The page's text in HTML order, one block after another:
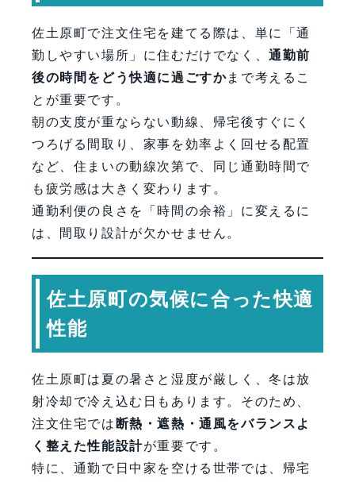
佐土原町で注文住宅を建てる際は、単に「通
勤しやすい場所」に住むだけでなく、通勤前
後の時間をどう快適に過ごすかまで考えるこ
とが重要です。
朝の支度が重ならない動線、帰宅後すぐにく
つろげる間取り、家事を効率よく回せる配置
など、住まいの動線次第で、同じ通勤時間で
も疲労感は大きく変わります。
通勤利便の良さを「時間の余裕」に変えるに
は、間取り設計が欠かせません。
佐土原町の気候に合った快適
性能
佐土原町は夏の暑さと湿度が厳しく、冬は放
射冷却で冷え込む日もあります。そのため、
注文住宅では 断熱・遮熱・通風をバランスよ
く整えた性能設計が重要です。
特に、通勤で日中家を空ける世帯では、帰宅